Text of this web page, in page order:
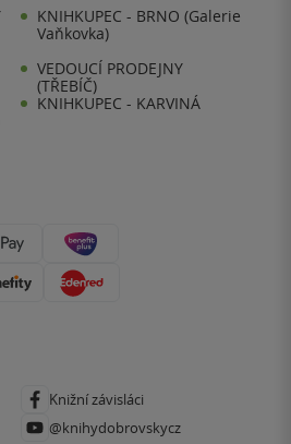
KNIHKUPEC - BRNO (Galerie
Vaňkovka)
VEDOUCÍ PRODEJNY
(TŘEBÍČ)
KNIHKUPEC - KARVINÁ
Knižní závisláci
@knihydobrovskycz